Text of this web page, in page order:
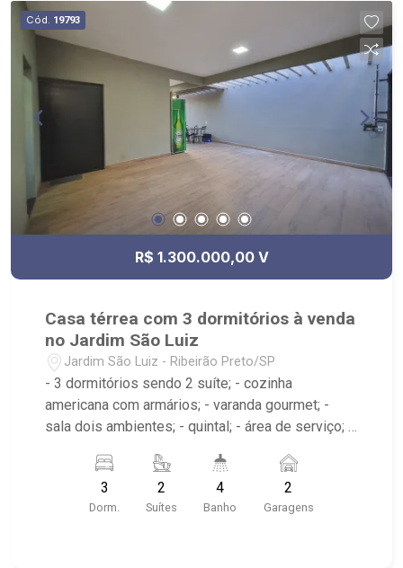
Condomínio com portaria 24h e salão de festas; -
Próximo a Rodovia Antônio Machado Sant`Anna.
Cód. 19793
R$ 1.300.000,00 V
Casa térrea com 3 dormitórios à venda
no Jardim São Luiz
Jardim São Luiz - Ribeirão Preto/SP
- 3 dormitórios sendo 2 suíte; - cozinha
americana com armários; - varanda gourmet; -
sala dois ambientes; - quintal; - área de serviço; -
condicionado; - Próximo à Cobasi, Savegnago,
UNAERP e Hospital São Lucas
3
Dorm.
2
Suítes
4
Banho
2
Garagens